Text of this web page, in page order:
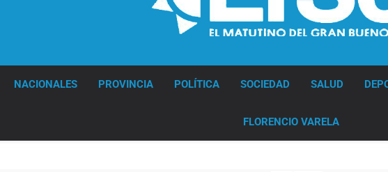
NACIONALES PROVINCIA POLÍTICA SOCIEDAD SALUD
FLORENCIO VARELA